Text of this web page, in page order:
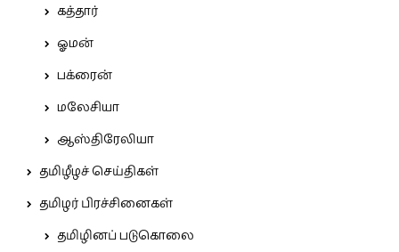
கத்தார்
ஓமன்
பக்ரைன்
மலேசியா
ஆஸ்திரேலியா
தமிழீழச் செய்திகள்
தமிழர் பிரச்சினைகள்
தமிழினப் படுகொலை